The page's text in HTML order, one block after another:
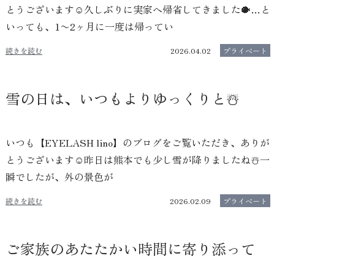
とうございます☺️久しぶりに実家へ帰省してきました🐡…と
いっても、1〜2ヶ月に一度は帰ってい
続きを読む 2026.04.02 プライベート
雪の日は、いつもよりゆっくりと☃️
いつも【EYELASH lino】のブログをご覧いただき、ありが
とうございます☺️昨日は熊本でも少し雪が降りましたね☃️一
瞬でしたが、外の景色が
続きを読む 2026.02.09 プライベート
ご家族のあたたかい時間に寄り添って